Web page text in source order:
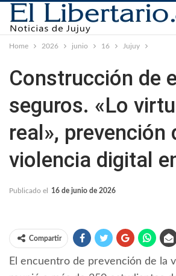
Home 2026 junio 16 Jujuy
Construcción de
seguros. «Lo
real», prevención
violencia digital
Publicado el 16 de junio de 2026
Compartir
El encuentro de prevención de la